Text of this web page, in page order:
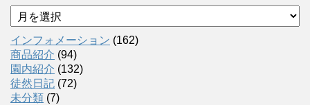
ア
ー
カ
イ
ブ
インフォメーション (162)
商品紹介 (94)
園内紹介 (132)
徒然日記 (72)
未分類 (7)